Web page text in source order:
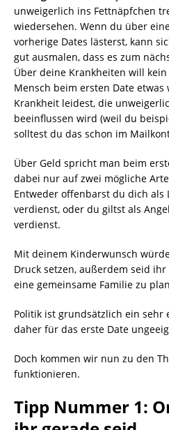
unweigerlich ins Fettnäpfchen
wiedersehen. Wenn du über
vorherige Dates lästerst, kann
gut ausmalen, dass es zum
Über deine Krankheiten will
Mensch beim ersten Date
Krankheit leidest, die
beeinflussen wird (weil du
solltest du das schon im
Über Geld spricht man beim
dabei nur auf zwei mögliche
Entweder offenbarst du dich als
verdienst, oder du giltst als
verdienst.
Mit deinem Kinderwunsch
Druck setzen, außerdem seid
eine gemeinsame Familie zu
Politik ist grundsätzlich ein sehr
daher für das erste Date
Doch kommen wir nun zu den
funktionieren.
Tipp Nummer 1: